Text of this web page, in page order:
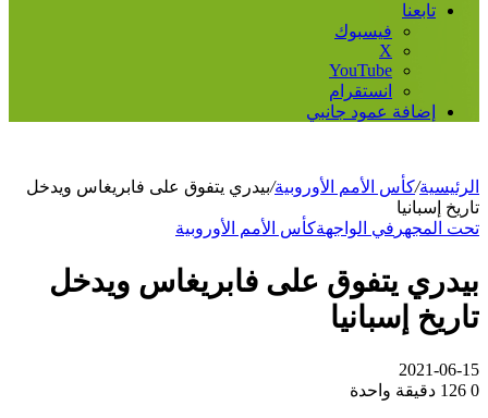
تابعنا
فيسبوك
‫X
‫YouTube
انستقرام
إضافة عمود جانبي
الرئيسية/كأس الأمم الأوروبية/بيدري يتفوق على فابريغاس ويدخل
تاريخ إسبانيا
تحت المجهر في الواجهةكأس الأمم الأوروبية
بيدري يتفوق على فابريغاس ويدخل
تاريخ إسبانيا
2021-06-15
0
دقيقة واحدة